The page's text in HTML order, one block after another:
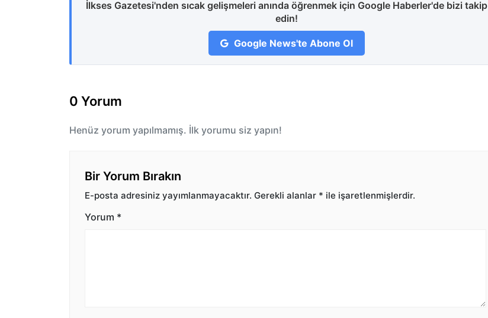
İlkses Gazetesi'nden sıcak gelişmeleri anında öğrenmek için Google Haberler'de bizi takip
edin!
Google News'te Abone Ol
0 Yorum
Henüz yorum yapılmamış. İlk yorumu siz yapın!
Bir Yorum Bırakın
E-posta adresiniz yayımlanmayacaktır. Gerekli alanlar * ile işaretlenmişlerdir.
Yorum *